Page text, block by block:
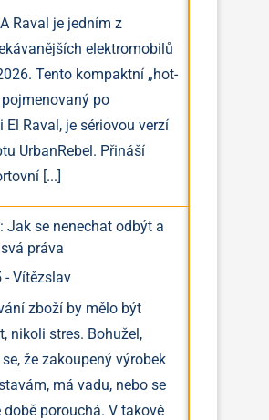
Raval je jedním z
elektromobilů
Tento kompaktní „hot-
po
El Raval, je sériovou verzí
UrbanRebel. Přináší
[...]
Jak se nenechat odbýt a
práva
-Vítězslav
zboží by mělo být
nikoli stres. Bohužel,
že zakoupený výrobek
má vadu, nebo se
porouchá. V takové